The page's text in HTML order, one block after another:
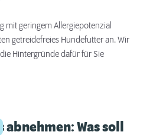
mit geringem Allergiepotenzial
getreidefreies Hundefutter an. Wir
Hintergründe dafür für Sie
abnehmen: Was soll